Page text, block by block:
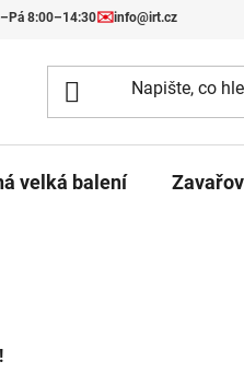
8:00–14:30✉️info@irt.cz
velká balení